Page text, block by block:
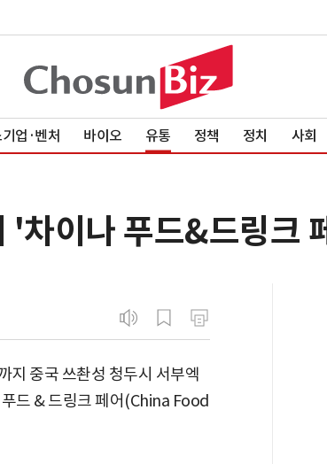
업·벤처 바이오 유통 정책 정치 사회
'차이나 푸드&드링크
지 중국 쓰촨성 청두시 서부엑
드 & 드링크 페어(China Food